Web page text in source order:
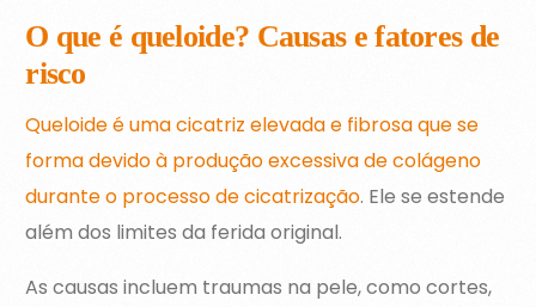
O que é queloide? Causas e fatores de
risco
Queloide é uma cicatriz elevada e fibrosa que se
forma devido à produção excessiva de colágeno
durante o processo de cicatrização. Ele se estende
além dos limites da ferida original.
As causas incluem traumas na pele, como cortes,